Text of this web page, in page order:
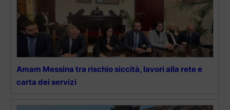
Amam Messina tra rischio siccità, lavori alla rete e
carta dei servizi